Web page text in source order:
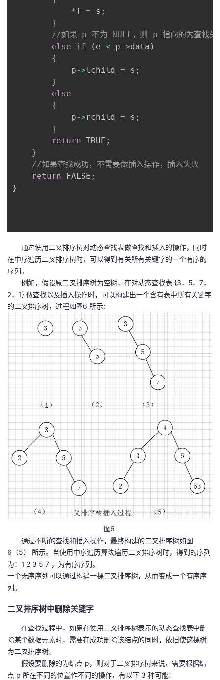
*T = s ;
}
//如果 p 不为 NULL，则 p 指向的为查找失
else
if ( e < p->data )
{
            p
->lchild = s ;
}
else
{
            p
->rchild = s ;
}
return TRUE ;
}
//如果查找成功，不需要做插入操作，插入失败
return FALSE ;
}
通过使用二叉排序树对动态查找表做查找和插入的操作，同时
在中序遍历二叉排序树时，可以得到有关所有关键字的一个有序的
序列。
例如，假设原二叉排序树为空树，在对动态查找表 {3，5，7，
2，1} 做查找以及插入操作时，可以构建出一个含有表中所有关键字
的二叉排序树，过程如图6 所示:
图6
通过不断的查找和插入操作，最终构建的二叉排序树如图
6（5） 所示。当使用中序遍历算法遍历二叉排序树时，得到的序列
为：1 2 3 5 7 ，为有序序列。
一个无序序列可以通过构建一棵二叉排序树，从而变成一个有序序
列。
二叉排序树中删除关键字
在查找过程中，如果在使用二叉排序树表示的动态查找表中删
除某个数据元素时，需要在成功删除该结点的同时，依旧使这棵树
为二叉排序树。
假设要删除的为结点 p，则对于二叉排序树来说，需要根据结
点 p 所在不同的位置作不同的操作，有以下 3 种可能：